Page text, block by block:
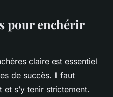
pour enchérir
claire est essentiel
de succès. Il faut
et s’y tenir strictement.